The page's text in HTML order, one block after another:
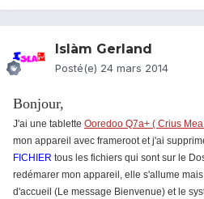
Islàm Gerland
Posté(e) 24 mars 2014
Bonjour,
J'ai une tablette Ooredoo Q7a+ ( Crius
mon appareil avec frameroot et j'ai
FICHIER tous les fichiers qui sont sur le
redémarer mon appareil, elle s'allume
d'accueil (Le message Bienvenue) et le